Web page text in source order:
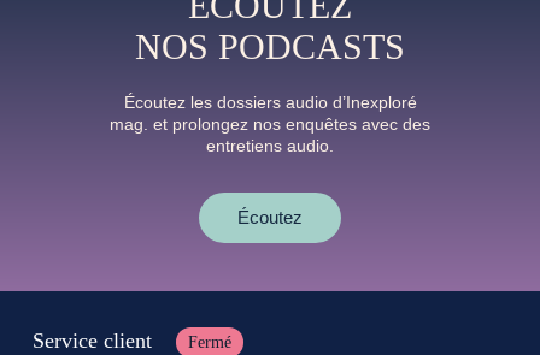
NOS PODCASTS
Écoutez les dossiers audio d’Inexploré
mag. et prolongez nos enquêtes avec des
entretiens audio.
Écoutez
Service client Fermé